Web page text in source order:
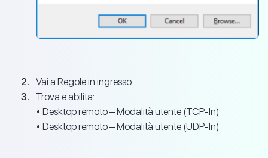
Vai a Regole in ingresso
Trova e abilita:
• Desktop remoto – Modalità utente (TCP-In)
• Desktop remoto – Modalità utente (UDP-In)